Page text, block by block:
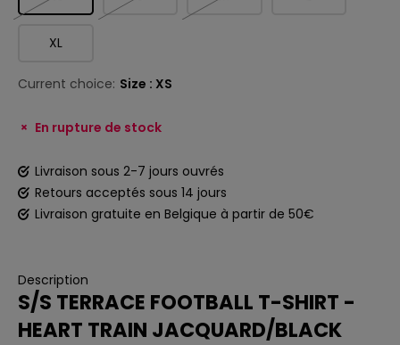
XL
Current choice: Size : XS
En rupture de stock
Livraison sous 2-7 jours ouvrés
Retours acceptés sous 14 jours
Livraison gratuite en Belgique à partir de 50€
Description
S/S TERRACE FOOTBALL T-SHIRT -
HEART TRAIN JACQUARD/BLACK